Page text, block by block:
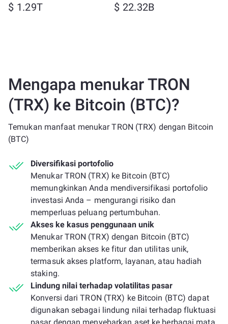
$ 1.29T $ 22.32B
Mengapa menukar TRON
(TRX) ke Bitcoin (BTC)?
Temukan manfaat menukar TRON (TRX) dengan Bitcoin
(BTC)
Diversifikasi portofolio
Menukar TRON (TRX) ke Bitcoin (BTC)
memungkinkan Anda mendiversifikasi portofolio
investasi Anda – mengurangi risiko dan
memperluas peluang pertumbuhan.
Akses ke kasus penggunaan unik
Menukar TRON (TRX) dengan Bitcoin (BTC)
memberikan akses ke fitur dan utilitas unik,
termasuk akses platform, layanan, atau hadiah
staking.
Lindung nilai terhadap volatilitas pasar
Konversi dari TRON (TRX) ke Bitcoin (BTC) dapat
digunakan sebagai lindung nilai terhadap fluktuasi